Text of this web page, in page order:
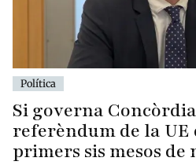
Política
Si governa
referèndum de la
primers sis mesos de